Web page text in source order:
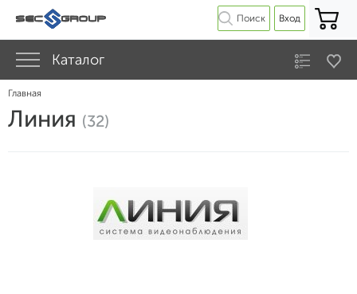
Поиск Вход
Каталог
Главная
Линия (32)